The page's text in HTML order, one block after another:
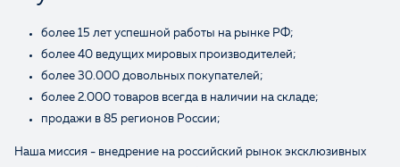
более 15 лет успешной работы на рынке РФ;
более 40 ведущих мировых производителей;
более 30.000 довольных покупателей;
более 2.000 товаров всегда в наличии на складе;
продажи в 85 регионов России;
Наша миссия - внедрение на российский рынок эксклюзивных
Оценка